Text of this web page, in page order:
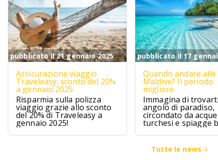
pubblicato il 21 gennaio 2025
Assicurazione viaggio
Traveleasy: sconto del 20%
a gennaio 2025
Risparmia sulla polizza
viaggio grazie allo sconto
del 20% di Traveleasy a
gennaio 2025!
pubblicato il 17
Quando andare alle
Maldive? Il periodo
migliore
Immagina di
angolo di paradiso,
circondato da acque
turchesi e spiagge
Le Maldive sono
questo, un sogno
avvera per chi
un pizzico di
Tutte le news